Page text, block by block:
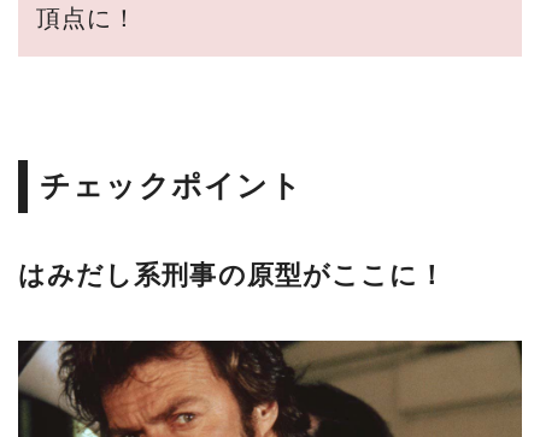
頂点に！
チェックポイント
はみだし系刑事の原型がここに！